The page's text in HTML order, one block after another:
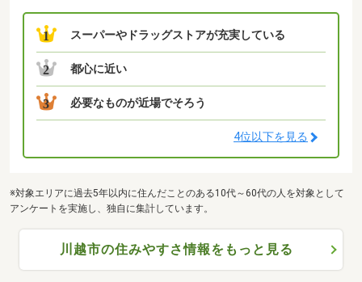
1 スーパーやドラッグストアが充実している
2 都心に近い
3 必要なものが近場でそろう
4位以下を見る
※対象エリアに過去5年以内に住んだことのある10代～60代の人を対象として
アンケートを実施し、独自に集計しています。
川越市の住みやすさ情報をもっと見る